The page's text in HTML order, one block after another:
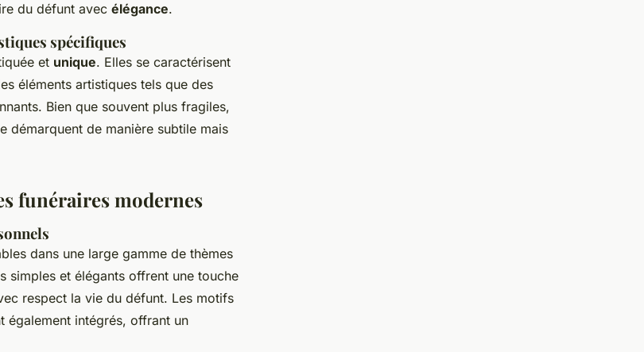
du défunt avec élégance.
spécifiques
et unique. Elles se caractérisent
éléments artistiques tels que des
Bien que souvent plus fragiles,
démarquent de manière subtile mais
funéraires modernes
dans une large gamme de thèmes
et élégants offrent une touche
respect la vie du défunt. Les motifs
également intégrés, offrant un